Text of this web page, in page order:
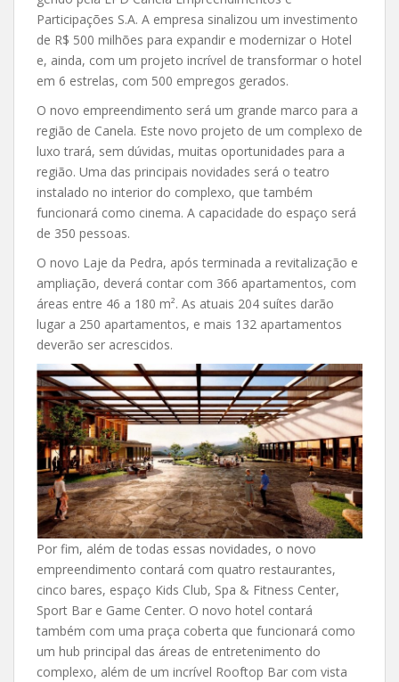
Participações S.A. A empresa sinalizou um investimento
de R$ 500 milhões para expandir e modernizar o Hotel
e, ainda, com um projeto incrível de transformar o hotel
em 6 estrelas, com 500 empregos gerados.
O novo empreendimento será um grande marco para a
região de Canela. Este novo projeto de um complexo de
luxo trará, sem dúvidas, muitas oportunidades para a
região. Uma das principais novidades será o teatro
instalado no interior do complexo, que também
funcionará como cinema. A capacidade do espaço será
de 350 pessoas.
O novo Laje da Pedra, após terminada a revitalização e
ampliação, deverá contar com 366 apartamentos, com
áreas entre 46 a 180 m². As atuais 204 suítes darão
lugar a 250 apartamentos, e mais 132 apartamentos
deverão ser acrescidos.
Por fim, além de todas essas novidades, o novo
empreendimento contará com quatro restaurantes,
cinco bares, espaço Kids Club, Spa & Fitness Center,
Sport Bar e Game Center. O novo hotel contará
também com uma praça coberta que funcionará como
um hub principal das áreas de entretenimento do
complexo, além de um incrível Rooftop Bar com vista